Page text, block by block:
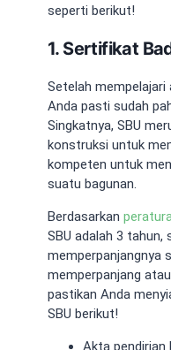
seperti berikut!
1. Sertifikat
Setelah mempelajari
Anda pasti sudah
Singkatnya, SBU
konstruksi untuk
kompeten untuk
suatu bagunan.
Berdasarkan
SBU adalah 3 tahun,
memperpanjangnya
memperpanjang
pastikan Anda
SBU berikut!
Akta pendirian